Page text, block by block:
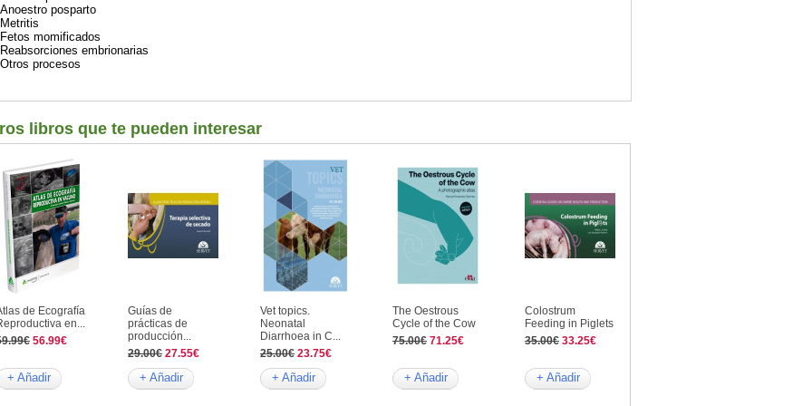
Anoestro posparto
Metritis
Fetos momificados
Reabsorciones embrionarias
Otros procesos
libros que te pueden interesar
de Ecografía
en...
56.99€
+ Añadir
Guías de
prácticas de
producción...
29.00€ 27.55€
+ Añadir
Vet topics.
Neonatal
Diarrhoea in C...
25.00€ 23.75€
+ Añadir
The Oestrous
Cycle of the Cow
75.00€ 71.25€
+ Añadir
Colostrum
Feeding in Piglets
35.00€ 33.25€
+ Añadir